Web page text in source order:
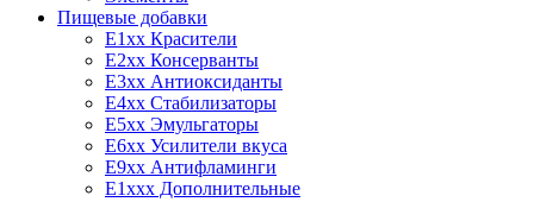
Пищевые добавки
E1xx Красители
E2xx Консерванты
E3xx Антиоксиданты
E4xx Стабилизаторы
E5xx Эмульгаторы
E6xx Усилители вкуса
E9xx Антифламинги
E1xxx Дополнительные